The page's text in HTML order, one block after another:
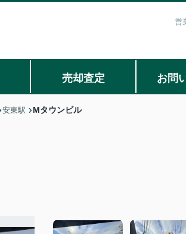
営
売却査定 お問
安東駅 Mタウンビル